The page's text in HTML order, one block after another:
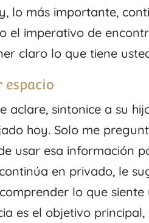
lo más importante,
el imperativo de
claro lo que tiene
espacio
aclare, sintonice a su
hoy. Solo me
usar esa información
en privado, le
lo que
es el objetivo